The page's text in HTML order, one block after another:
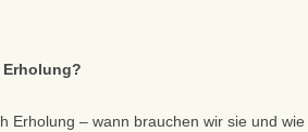
Erholung?
Erholung – wann brauchen wir sie und